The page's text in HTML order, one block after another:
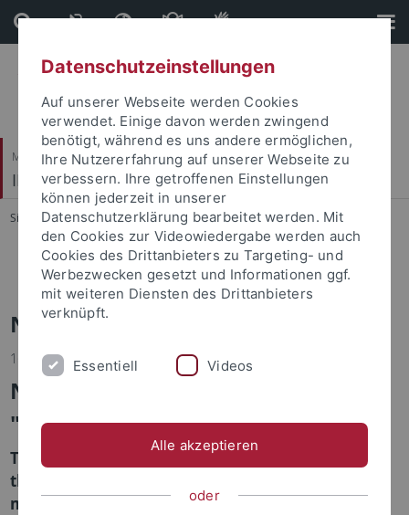
Direkt
zum
Inhalt
Direkt
zur
Fußleiste
Mathematisch-Naturwissenschaftliche Fakultät / Medizinische Fakultät
IFIB – Interfakultäres Institut für Biochemie
Sie sind hier: Startseite ... News
News ticker
News
16.11.2018
New Research Training Group
"cGMP: From Bedside to Bench"
The newly approved GRK 2381 investigates new
therapeutic options for established cGMP-
modulating drugs
Datenschutzeinstellungen
Auf unserer Webseite werden Cookies
verwendet. Einige davon werden zwingend
benötigt, während es uns andere ermöglichen,
Ihre Nutzererfahrung auf unserer Webseite zu
verbessern. Ihre getroffenen Einstellungen
können jederzeit in unserer
Datenschutzerklärung bearbeitet werden. Mit
den Cookies zur Videowiedergabe werden auch
Cookies des Drittanbieters zu Targeting- und
Werbezwecken gesetzt und Informationen ggf.
mit weiteren Diensten des Drittanbieters
verknüpft.
Essentiell Videos
Alle akzeptieren
oder